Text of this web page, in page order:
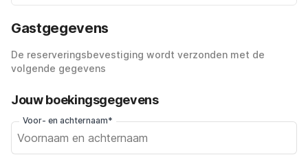
Gastgegevens
De reserveringsbevestiging wordt verzonden met de
volgende gegevens
Jouw boekingsgegevens
Voor- en achternaam*